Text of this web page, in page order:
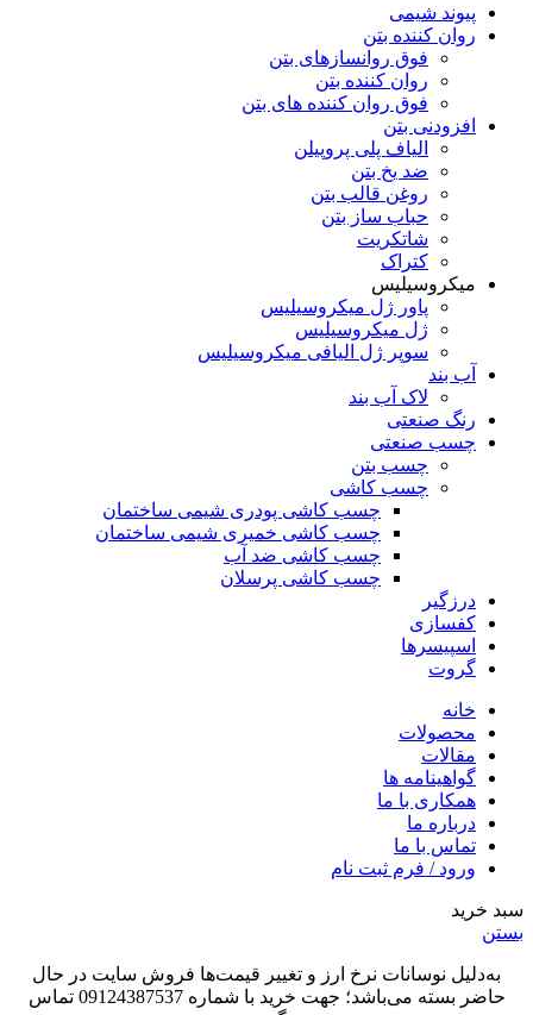
پیوند شیمی
روان کننده بتن
فوق روانسازهای بتن
روان کننده بتن
فوق روان کننده های بتن
افزودنی بتن
الیاف پلی پروپیلن
ضد یخ بتن
روغن قالب بتن
حباب ساز بتن
شاتکریت
کتراک
میکروسیلیس
پاور ژل میکروسیلیس
ژل میکروسیلیس
سوپر ژل الیافی میکروسیلیس
آب بند
لاک آب بند
رنگ صنعتی
چسب صنعتی
چسب بتن
چسب کاشی
چسب کاشی پودری شیمی ساختمان
چسب کاشی خمیری شیمی ساختمان
چسب کاشی ضد آب
چسب کاشی پرسلان
درزگیر
کفسازی
اسپیسرها
گروت
خانه
محصولات
مقالات
گواهینامه ها
همکاری با ما
درباره ما
تماس با ما
ورود / فرم ثبت نام
سبد خرید
بستن
به‌دلیل نوسانات نرخ ارز و تغییر قیمت‌ها فروش سایت در حال
حاضر بسته می‌باشد؛ جهت خرید با شماره 09124387537 تماس